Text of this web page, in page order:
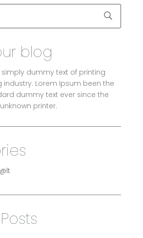
blog
simply dummy text of printing
Lorem Ipsum been the
dummy text ever since the
printer.